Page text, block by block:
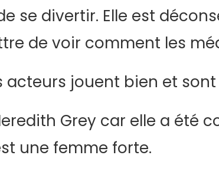
se divertir. Elle est
de voir comment les
acteurs jouent bien et
Grey car elle a été
une femme forte.